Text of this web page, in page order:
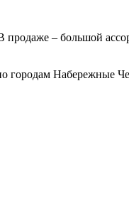
– большой
городам Набережные